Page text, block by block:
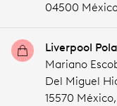
04500
Liverpool
Mariano
Del Miguel
15570 México,